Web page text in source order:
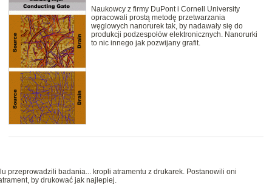
Naukowcy z firmy DuPont i Cornell University
opracowali prostą metodę przetwarzania
węglowych nanorurek tak, by nadawały się do
produkcji podzespołów elektronicznych. Nanorurki
to nic innego jak pozwijany grafit.
przeprowadzili badania... kropli atramentu z drukarek. Postanowili oni
by drukować jak najlepiej.